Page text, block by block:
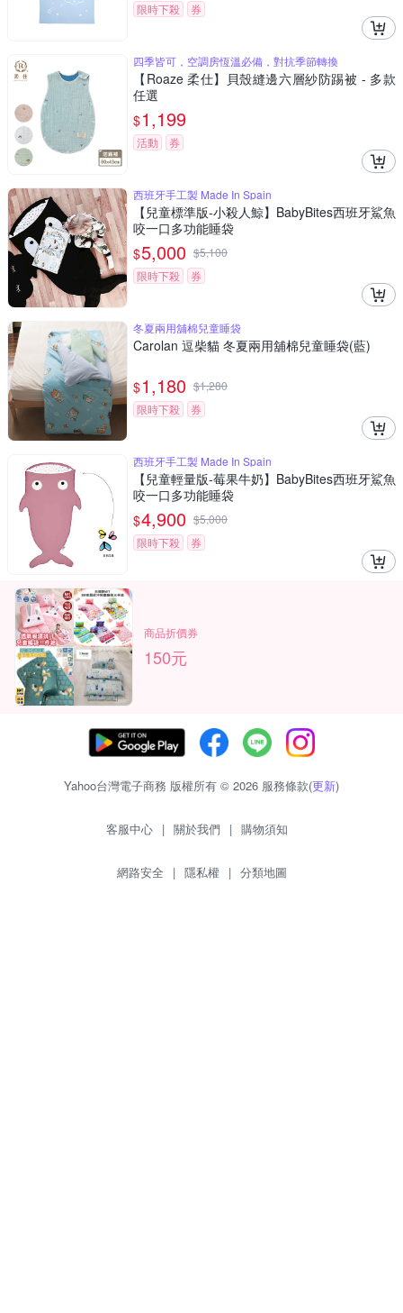
限時下殺
券
四季皆可，空調房恆溫必備，對抗季節轉換
【Roaze 柔仕】貝殼縫邊六層紗防踢被 - 多款
任選
$1,199
活動 券
西班牙手工製 Made In Spain
【兒童標準版-小殺人鯨】BabyBites西班牙鯊魚
咬一口多功能睡袋
$5,000 $5,100
限時下殺
券
冬夏兩用舖棉兒童睡袋
Carolan 逗柴貓 冬夏兩用舖棉兒童睡袋(藍)
$1,180 $1,280
限時下殺
券
西班牙手工製 Made In Spain
【兒童輕量版-莓果牛奶】BabyBites西班牙鯊魚
咬一口多功能睡袋
$4,900 $5,000
限時下殺
券
商品折價券
150元
Yahoo台灣電子商務 版權所有 © 2026 服務條款(更新)
客服中心 | 關於我們 | 購物須知
網路安全 | 隱私權 | 分類地圖